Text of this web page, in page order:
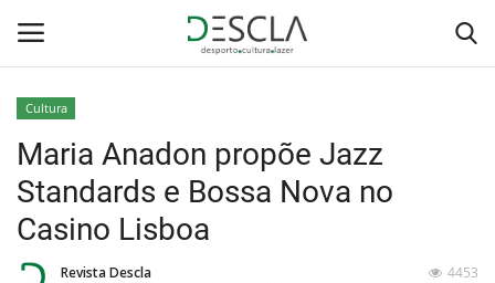
Home
Cultura
Maria Anadon propõe Jazz
Standards e Bossa Nova no
Casino Lisboa
Revista Descla
4453